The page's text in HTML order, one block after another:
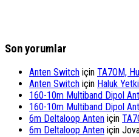
Son yorumlar
Anten Switch için TA7OM,
Anten Switch için Haluk
160-10m Multiband Dipol
160-10m Multiband Dipol
6m Deltaloop Anten için
6m Deltaloop Anten için